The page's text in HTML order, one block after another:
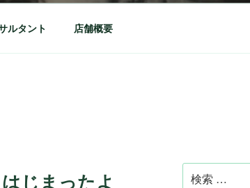
ルタント 店舗概要
じまったよ
索: